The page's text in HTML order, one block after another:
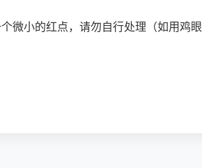
微小的红点，请勿自行处理（如用鸡眼